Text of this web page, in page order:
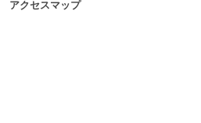
アクセスマップ